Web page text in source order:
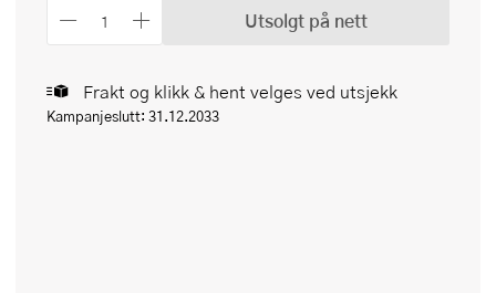
Utsolgt på nett
Frakt og klikk & hent velges ved utsjekk
Kampanjeslutt: 31.12.2033